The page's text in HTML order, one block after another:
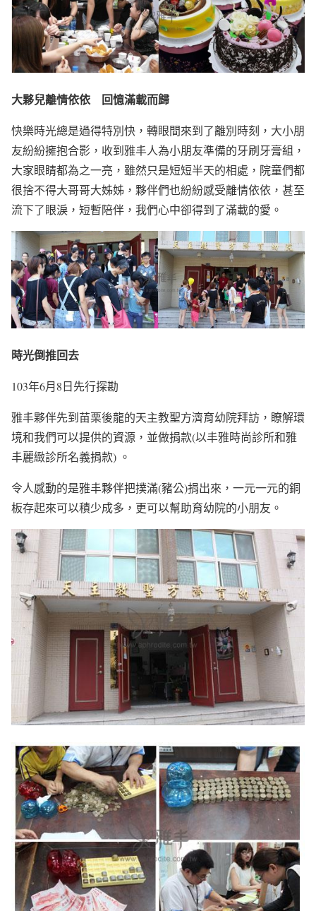
大夥兒離情依依 回憶滿載而歸
快樂時光總是過得特別快，轉眼間來到了離別時刻，大小朋
友紛紛擁抱合影，收到雅丰人為小朋友準備的牙刷牙膏組，
大家眼睛都為之一亮，雖然只是短短半天的相處，院童們都
很捨不得大哥哥大姊姊，夥伴們也紛紛感受離情依依，甚至
流下了眼淚，短暫陪伴，我們心中卻得到了滿載的愛。
時光倒推回去
103年6月8日先行探勘
雅丰夥伴先到苗栗後龍的天主教聖方濟育幼院拜訪，瞭解環
境和我們可以提供的資源，並做捐款(以丰雅時尚診所和雅
丰麗緻診所名義捐款) 。
令人感動的是雅丰夥伴把撲滿(豬公)捐出來，一元一元的銅
板存起來可以積少成多，更可以幫助育幼院的小朋友。